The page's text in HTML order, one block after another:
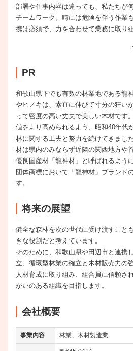
部署や仕事内容は違っても、私たちが
チームワーク。時には危険を伴う作業
携は必須で、力を合わせて業務に取り
PR
和歌山県下でも有数の林業地である龍
やヒノキは、素直に伸びて寸分の狂い
って密度の高い丈夫で美しい木材です
値をより高められるよう、昭和40年代
林に関する工夫と努力を続けてきまし
材は県内のみならず近隣の関西地方や
優良国産材「龍神材」と呼ばれるよう
団体商標において「龍神材」ブランド
す。
将来の展望
健全な森林を次の世代に受け渡すこと
きな役割だと考えています。
そのために、和歌山県や田辺市と連携
立、循環型林業の確立と木材販売力の
人材育成に取り組み、組合員に信頼さ
がいのある組織を目指します。
会社概要
事業内容 林業、木材製造業